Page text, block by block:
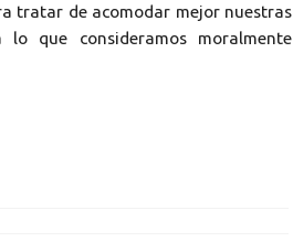
tratar de acomodar mejor nuestras
que consideramos moralmente